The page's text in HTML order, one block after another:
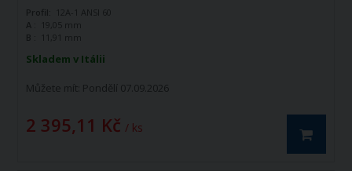
Skladem v Itálii
Můžete mít: Pondělí 07.09.2026
2 395,11 Kč / ks
Tato značka vznikla jako ekonomická
řada k doplnění standardní řady tohoto
výrobce. Jedná se o kvalitní řetězy
vyráběné dle norem ISO 606 - DIN 8188.
DIN 8188 je jednořadý hnací řetěz.
Profil:
12A-1 ANSI 60
A :
19,05 mm
B :
11,91 mm